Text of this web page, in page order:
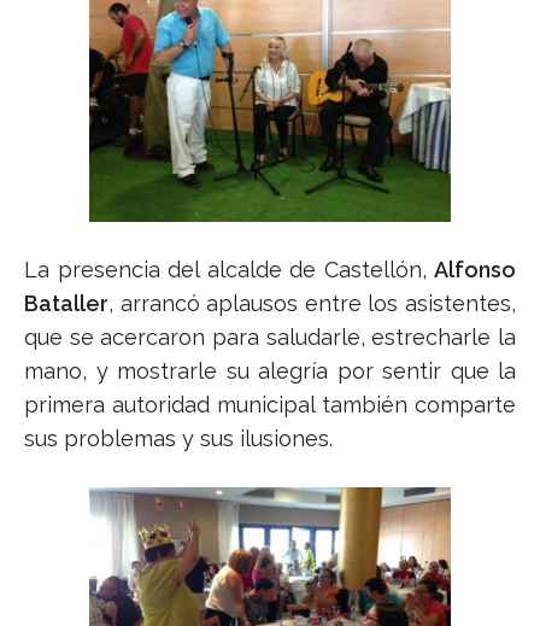
La presencia del alcalde de Castellón, Alfonso
Bataller, arrancó aplausos entre los asistentes,
que se acercaron para saludarle, estrecharle la
mano, y mostrarle su alegría por sentir que la
primera autoridad municipal también comparte
sus problemas y sus ilusiones.